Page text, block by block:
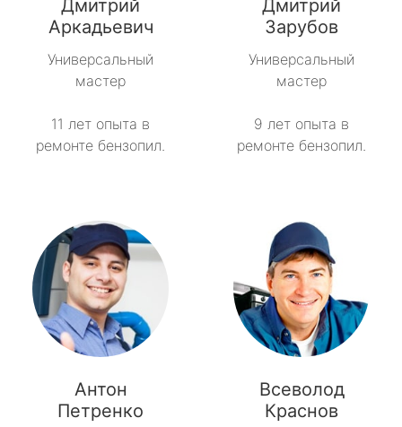
Дмитрий
Аркадьевич
Универсальный
мастер
11 лет опыта в
ремонте бензопил.
Дмитрий
Зарубов
Универсальный
мастер
9 лет опыта в
ремонте бензопил.
Антон
Петренко
Всеволод
Краснов